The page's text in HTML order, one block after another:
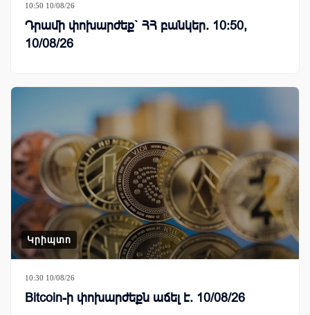
10:50 10/08/26
Դրամի փոխարժեք` ՀՀ բանկեր. 10:50,
10/08/26
Կրիպտո
10:30 10/08/26
Bitcoin-ի փոխարժեքն աճել է. 10/08/26